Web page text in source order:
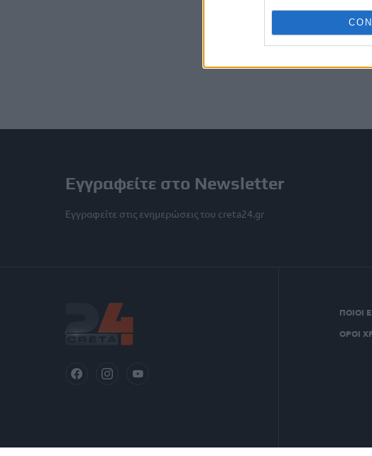
Εγγραφείτε στο Newsletter
Εγγραφείτε στις ενημερώσεις του creta24.gr
ΠΟΙΟΙ
ΟΡΟΙ